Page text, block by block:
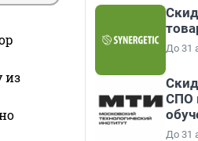
из
До 31
СПО
До 31